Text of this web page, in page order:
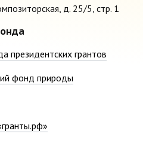
д. 25/5, стр. 1
президентских грантов
фонд природы